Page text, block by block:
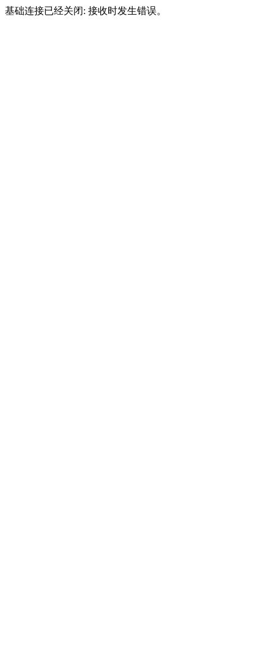
基础连接已经关闭: 接收时发生错误。